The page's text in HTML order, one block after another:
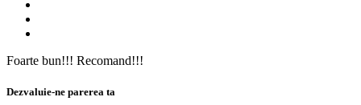
Foarte bun!!! Recomand!!!
Dezvaluie-ne parerea ta